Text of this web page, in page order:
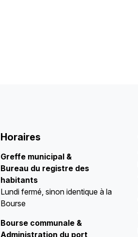
Horaires
Greffe municipal &
Bureau du registre des
habitants
Lundi fermé, sinon identique à la
Bourse
Bourse communale &
Administration du port